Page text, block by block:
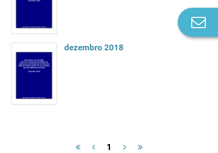
dezembro 2018
1